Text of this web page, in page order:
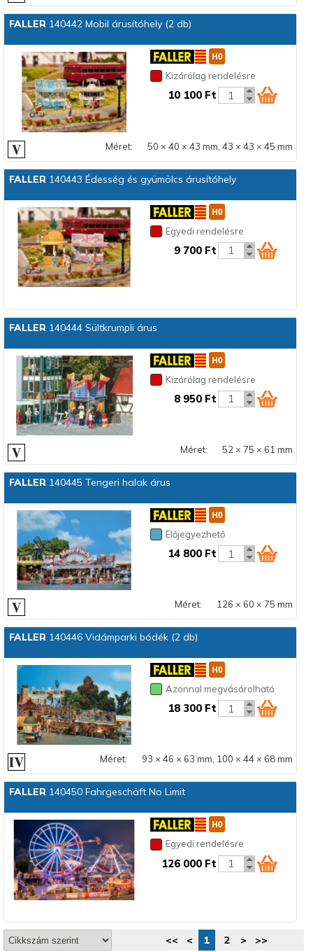
FALLER140442 Mobil árusítóhely (2 db)
Kizárólag rendelésre
10 100 Ft
Méret: 50 × 40 × 43 mm, 43 × 43 × 45 mm
FALLER 140443 Édesség és gyümölcs árusítóhely
Egyedi rendelésre
9 700 Ft
FALLER 140444 Sültkrumpli árus
Kizárólag rendelésre
8 950 Ft
Méret: 52 × 75 × 61 mm
FALLER140445 Tengeri halak árus
Előjegyezhető
14 800 Ft
Méret: 126 × 60 × 75 mm
FALLER140446 Vidámparki bódék (2 db)
Azonnal megvásárolható
18 300 Ft
Méret: 93 × 46 × 63 mm, 100 × 44 × 68 mm
FALLER140450 Fahrgeschäft No Limit
Egyedi rendelésre
126 000 Ft
<< < 1 2 >
>>